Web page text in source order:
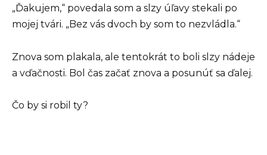
„Ďakujem,“ povedala som a slzy úľavy stekali po
mojej tvári. „Bez vás dvoch by som to nezvládla.“
Znova som plakala, ale tentokrát to boli slzy nádeje
a vďačnosti. Bol čas začať znova a posunúť sa ďalej.
Čo by si robil ty?